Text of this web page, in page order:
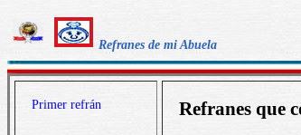
Refranes de mi Abuela
Primer refrán Refranes que